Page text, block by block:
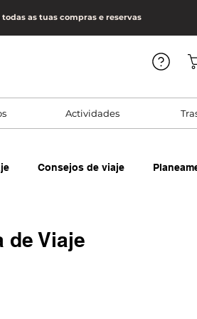
todas as tuas compras e reservas
Actividades
Consejos de viaje
de Viaje